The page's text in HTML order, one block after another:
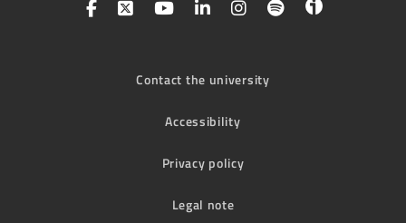
Contact the university
Accessibility
Privacy policy
Legal note